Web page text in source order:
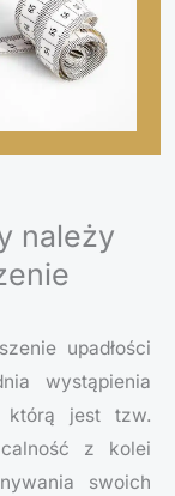
należy
upadłości
wystąpienia
którą jest tzw.
z kolei
swoich